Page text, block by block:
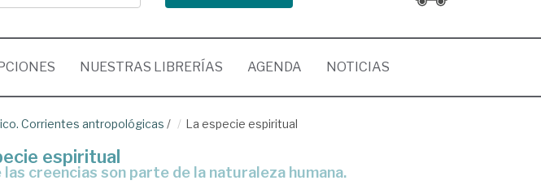
NUESTRAS LIBRERÍAS AGENDA NOTICIAS
Corrientes antropológicas / La especie espiritual
espiritual
las creencias son parte de la naturaleza humana.